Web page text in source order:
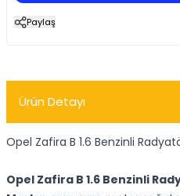
Paylaş
Ürün Detayı
Opel Zafira B 1.6 Benzinli
Opel Zafira B 1.6 Benzinli